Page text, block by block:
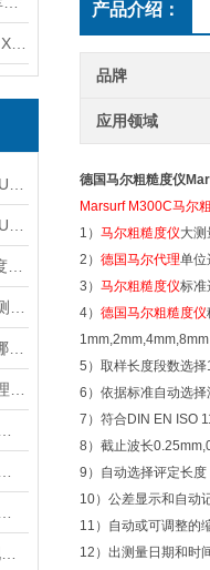
产品介绍：
品牌
应用领域
德国马尔粗糙度仪
Marsurf M300C马尔
1） 马尔粗糙度仪大
2） 德国马尔代理单位
3） 马尔粗糙度仪标准
4） 德国马尔粗糙度仪
5）取样长度段数选择
6）依据标准自动选
7）符合DIN EN ISO
8）截止波长
9）自动选择评定长度
10）公差显示和自动
11）自动或可调整的
12）出测量日期和时